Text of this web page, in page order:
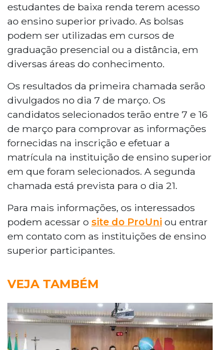
estudantes de baixa renda terem acesso
ao ensino superior privado. As bolsas
podem ser utilizadas em cursos de
graduação presencial ou a distância, em
diversas áreas do conhecimento.
Os resultados da primeira chamada serão
divulgados no dia 7 de março. Os
candidatos selecionados terão entre 7 e 16
de março para comprovar as informações
fornecidas na inscrição e efetuar a
matrícula na instituição de ensino superior
em que foram selecionados. A segunda
chamada está prevista para o dia 21.
Para mais informações, os interessados
podem acessar o site do ProUni ou entrar
em contato com as instituições de ensino
superior participantes.
VEJA TAMBÉM